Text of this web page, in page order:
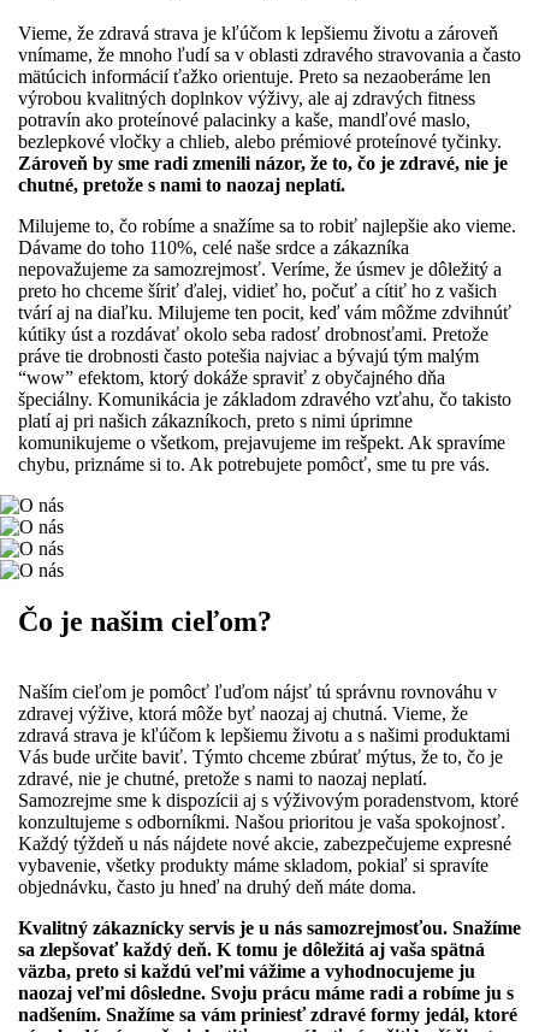
Vieme, že zdravá strava je kľúčom k lepšiemu životu a zároveň
vnímame, že mnoho ľudí sa v oblasti zdravého stravovania a často
mätúcich informácií ťažko orientuje. Preto sa nezaoberáme len
výrobou kvalitných doplnkov výživy, ale aj zdravých fitness
potravín ako proteínové palacinky a kaše, mandľové maslo,
bezlepkové vločky a chlieb, alebo prémiové proteínové tyčinky.
Zároveň by sme radi zmenili názor, že to, čo je zdravé, nie je
chutné, pretože s nami to naozaj neplatí.
Milujeme to, čo robíme a snažíme sa to robiť najlepšie ako vieme.
Dávame do toho 110%, celé naše srdce a zákazníka
nepovažujeme za samozrejmosť. Veríme, že úsmev je dôležitý a
preto ho chceme šíriť ďalej, vidieť ho, počuť a cítiť ho z vašich
tvárí aj na diaľku. Milujeme ten pocit, keď vám môžme zdvihnúť
kútiky úst a rozdávať okolo seba radosť drobnosťami. Pretože
práve tie drobnosti často potešia najviac a bývajú tým malým
“wow” efektom, ktorý dokáže spraviť z obyčajného dňa
špeciálny. Komunikácia je základom zdravého vzťahu, čo takisto
platí aj pri našich zákazníkoch, preto s nimi úprimne
komunikujeme o všetkom, prejavujeme im rešpekt. Ak spravíme
chybu, priznáme si to. Ak potrebujete pomôcť, sme tu pre vás.
Čo je našim cieľom?
Naším cieľom je pomôcť ľuďom nájsť tú správnu rovnováhu v
zdravej výžive, ktorá môže byť naozaj aj chutná. Vieme, že
zdravá strava je kľúčom k lepšiemu životu a s našimi produktami
Vás bude určite baviť. Týmto chceme zbúrať mýtus, že to, čo je
zdravé, nie je chutné, pretože s nami to naozaj neplatí.
Samozrejme sme k dispozícii aj s výživovým poradenstvom, ktoré
konzultujeme s odborníkmi. Našou prioritou je vaša spokojnosť.
Každý týždeň u nás nájdete nové akcie, zabezpečujeme expresné
vybavenie, všetky produkty máme skladom, pokiaľ si spravíte
objednávku, často ju hneď na druhý deň máte doma.
Kvalitný zákaznícky servis je u nás samozrejmosťou. Snažíme
sa zlepšovať každý deň. K tomu je dôležitá aj vaša spätná
väzba, preto si každú veľmi vážime a vyhodnocujeme ju
naozaj veľmi dôsledne. Svoju prácu máme radi a robíme ju s
nadšením. Snažíme sa vám priniesť zdravé formy jedál, ktoré